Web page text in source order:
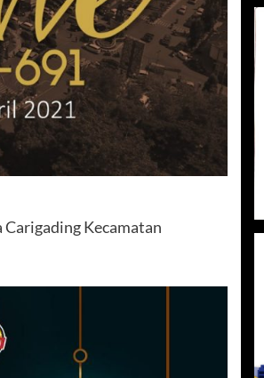
Kecamatan